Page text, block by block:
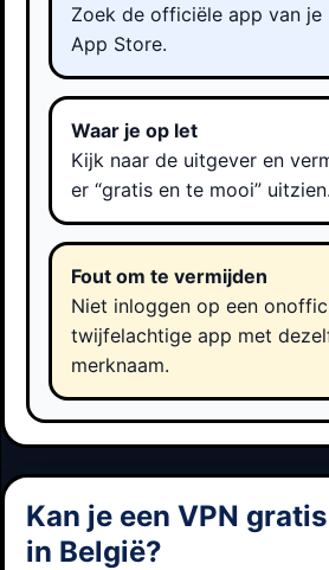
Zoek de officiële app van
App Store.
Waar je op let
Kijk naar de uitgever en
er “gratis en te mooi” uitzien.
Fout om te vermijden
Niet inloggen op een
twijfelachtige app met
merknaam.
Kan je een VPN
in België?